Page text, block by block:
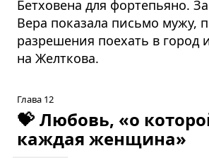
Бетховена для фортепьяно.
Вера показала письмо мужу,
разрешения поехать в город
на Желткова.
Глава 12
💝 Любовь, «о
каждая женщина»